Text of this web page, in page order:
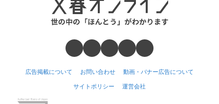
広告掲載について お問い合わせ 動画・バナー広告について
サイトポリシー 運営会社